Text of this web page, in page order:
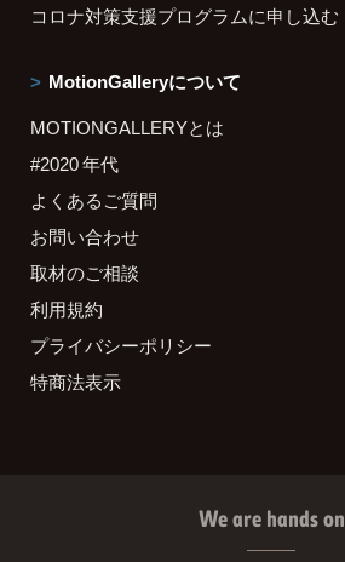
コロナ対策支援プログラムに申し込む
MotionGalleryについて
MOTIONGALLERYとは
#2020 年代
よくあるご質問
お問い合わせ
取材のご相談
利用規約
プライバシーポリシー
特商法表示
We are hands on